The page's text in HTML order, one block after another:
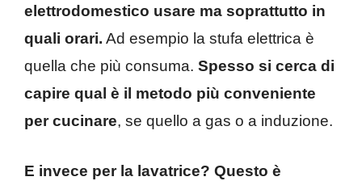
elettrodomestico usare ma soprattutto in
quali orari. Ad esempio la stufa elettrica è
quella che più consuma. Spesso si cerca di
capire qual è il metodo più conveniente
per cucinare, se quello a gas o a induzione.
E invece per la lavatrice? Questo è